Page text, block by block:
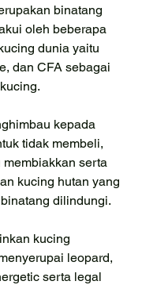
binatang
oleh beberapa
dunia yaitu
dan CFA sebagai
kepada
tidak membeli,
serta
kucing hutan yang
dilindungi.
kucing
leopard,
serta legal